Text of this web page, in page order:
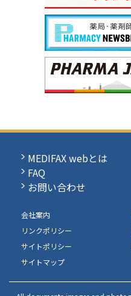
MEDIFAX webとは
FAQ
お問い合わせ
会社案内
リンクポリシー
サイトポリシー
サイトマップ